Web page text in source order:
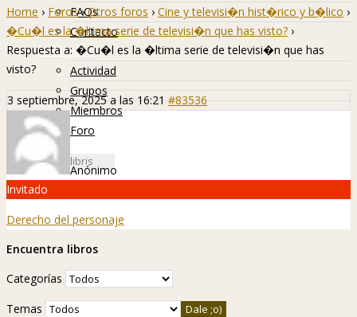
FAQs
Contacto
Hislibreños
Actividad
Grupos
Miembros
Foro
Home › Foros › Otros foros › Cine y televisi�n hist�rico y b�lico ›
�Cu�l es la �ltima serie de televisi�n que has visto? ›
Respuesta a: �Cu�l es la �ltima serie de televisi�n que has
visto?
3 septiembre, 2025 a las 16:21 #83536
Anónimo
Invitado
Derecho del personaje
Encuentra libros
Categorías
Temas